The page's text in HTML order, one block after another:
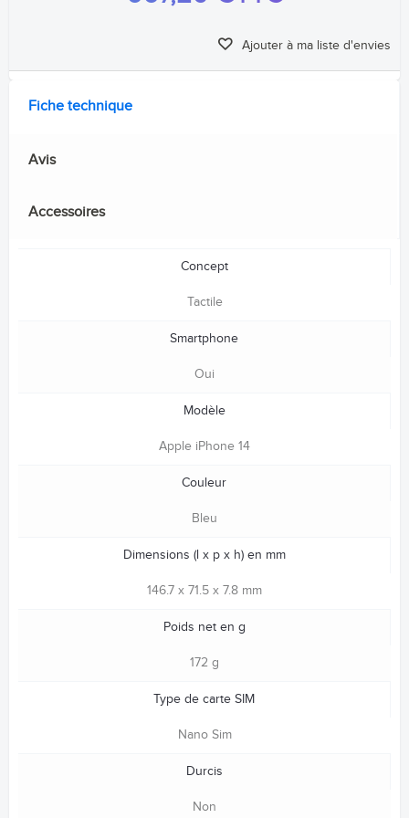
Ajouter à ma liste d'envies
Fiche technique
Avis
Accessoires
Concept
Tactile
Smartphone
Oui
Modèle
Apple iPhone 14
Couleur
Bleu
Dimensions (l x p x h) en mm
146.7 x 71.5 x 7.8 mm
Poids net en g
172 g
Type de carte SIM
Nano Sim
Durcis
Non